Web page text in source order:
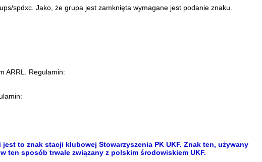
spdxc. Jako, że grupa jest zamknięta wymagane jest podanie znaku.
ARRL. Regulamin:
to znak stacji klubowej Stowarzyszenia PK UKF. Znak ten, używany
ten sposób trwale związany z polskim środowiskiem UKF.